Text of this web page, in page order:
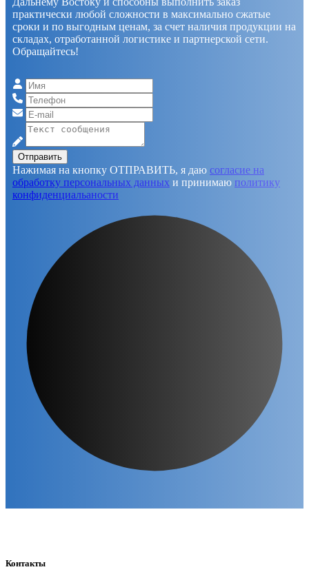
практически любой сложности в максимально сжатые
сроки и по выгодным ценам, за счет наличия продукции на
складах, отработанной логистике и партнерской сети.
Обращайтесь!
Отправить
Нажимая на кнопку ОТПРАВИТЬ, я даю согласие на
обработку персональных данных и принимаю политику
конфиденциальаности
Контакты